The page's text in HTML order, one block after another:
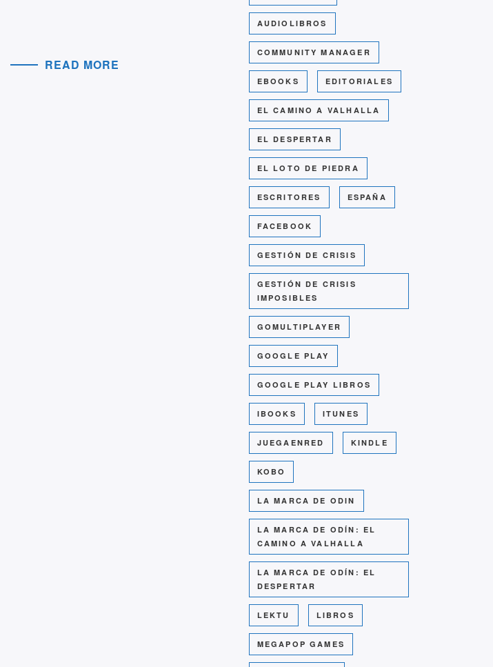
READ MORE
AUDIOLIBROS
COMMUNITY MANAGER
EBOOKS EDITORIALES
EL CAMINO A VALHALLA
EL DESPERTAR
EL LOTO DE PIEDRA
ESCRITORES ESPAÑA
FACEBOOK
GESTIÓN DE CRISIS
GESTIÓN DE CRISIS
IMPOSIBLES
GOMULTIPLAYER
GOOGLE PLAY
GOOGLE PLAY LIBROS
IBOOKS ITUNES
JUEGAENRED KINDLE
KOBO
LA MARCA DE ODIN
LA MARCA DE ODÍN: EL
CAMINO A VALHALLA
LA MARCA DE ODÍN: EL
DESPERTAR
LEKTU LIBROS
MEGAPOP GAMES